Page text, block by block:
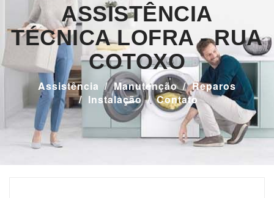
ASSISTÊNCIA
TÉCNICA LOFRA - RUA
COTOXO
Assistência Manutenção
Reparos
Instalação
Contato